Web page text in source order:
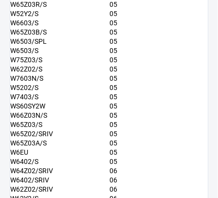
W65Z03R/S
05
W52Y2/S
05
W6603/S
05
W65Z03B/S
05
W6503/SPL
05
W6503/S
05
W75Z03/S
05
W62Z02/S
05
W7603N/S
05
W5202/S
05
W7403/S
05
WS60SY2W
05
W66Z03N/S
05
W65Z03/S
05
W65Z02/SRIV
05
W65Z03A/S
05
W6EU
05
W6402/S
05
W64Z02/SRIV
06
W6402/SRIV
06
W62Z02/SRIV
06